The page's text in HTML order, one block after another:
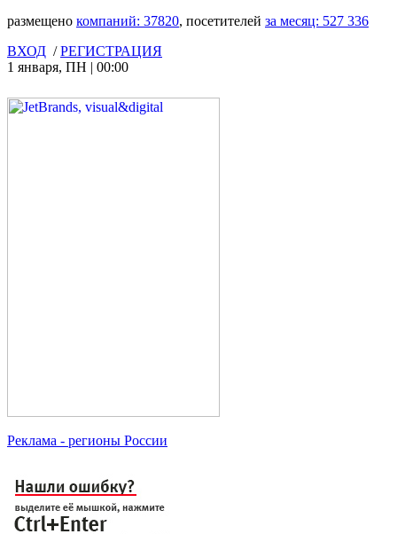
размещено компаний: 37820, посетителей за месяц: 527 336
ВХОД /РЕГИСТРАЦИЯ
1 января, ПН | 00:00
Реклама - регионы России